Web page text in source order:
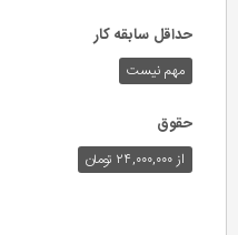
حداقل سابقه کار
مهم نیست
حقوق
از ۲۴,۰۰۰,۰۰۰ تومان